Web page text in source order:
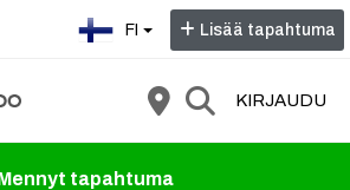
FI Lisää tapahtuma
KIRJAUDU
tapahtuma